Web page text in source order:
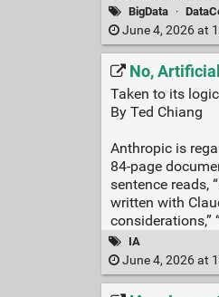
BigData ·
June 4, 2026 at
No,
Taken to its
By Ted Chiang
Anthropic is
84-page
sentence reads,
written with
considerations,”
IA
June 4, 2026 at